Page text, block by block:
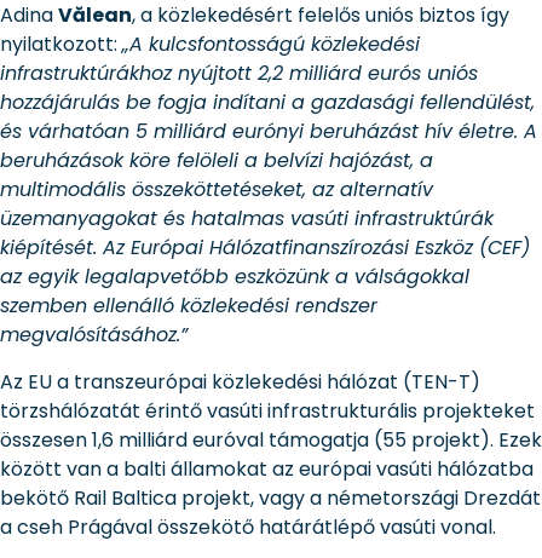
AdinaVălean, a közlekedésért felelős uniós biztos így
nyilatkozott:„A kulcsfontosságú közlekedési
infrastruktúrákhoz nyújtott 2,2 milliárd eurós uniós
hozzájárulás be fogja indítani a gazdasági fellendülést,
és várhatóan 5 milliárd eurónyi beruházást hív életre. A
beruházások köre felöleli a belvízi hajózást, a
multimodális összeköttetéseket, az alternatív
üzemanyagokat és hatalmas vasúti infrastruktúrák
kiépítését. Az Európai Hálózatfinanszírozási Eszköz (CEF)
az egyik legalapvetőbb eszközünk a válságokkal
szemben ellenálló közlekedési rendszer
megvalósításához.”
Az EU a transzeurópai közlekedési hálózat (TEN-T)
törzshálózatát érintő vasúti infrastrukturális projekteket
összesen 1,6 milliárd euróval támogatja (55 projekt). Ezek
között van a balti államokat az európai vasúti hálózatba
bekötő Rail Baltica projekt, vagy a németországi Drezdát
a cseh Prágával összekötő határátlépő vasúti vonal.